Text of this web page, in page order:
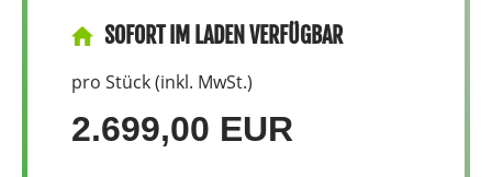
SOFORT IM LADEN VERFÜGBAR
pro Stück (inkl. MwSt.)
2.699,00 EUR